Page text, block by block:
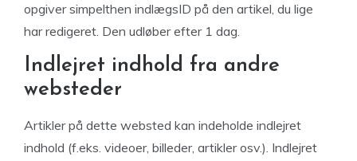
opgiver simpelthen indlægsID på den artikel, du lige
har redigeret. Den udløber efter 1 dag.
Indlejret indhold fra andre
websteder
Artikler på dette websted kan indeholde indlejret
indhold (f.eks. videoer, billeder, artikler osv.). Indlejret